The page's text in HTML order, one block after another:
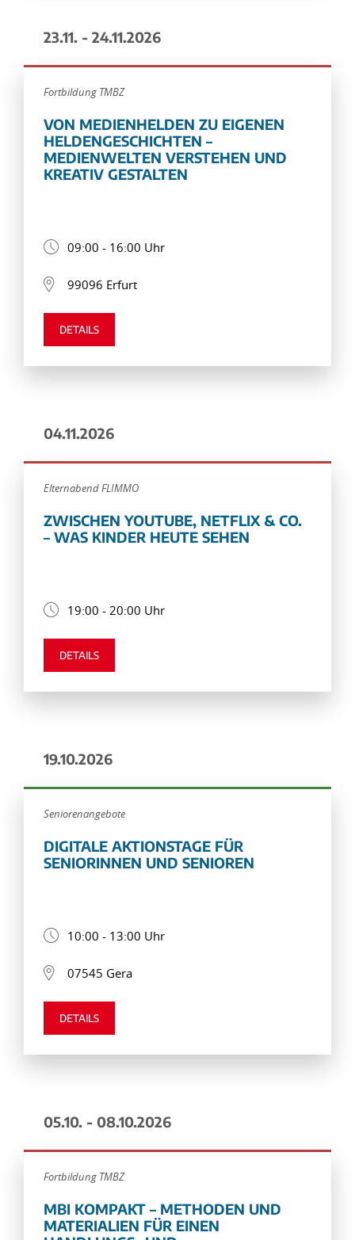
23.11. - 24.11.2026
Fortbildung TMBZ
VON MEDIENHELDEN ZU EIGENEN
HELDENGESCHICHTEN –
MEDIENWELTEN VERSTEHEN UND
KREATIV GESTALTEN
09:00 - 16:00 Uhr
99096 Erfurt
DETAILS
04.11.2026
Elternabend FLIMMO
ZWISCHEN YOUTUBE, NETFLIX & CO.
– WAS KINDER HEUTE SEHEN
19:00 - 20:00 Uhr
DETAILS
19.10.2026
Seniorenangebote
DIGITALE AKTIONSTAGE FÜR
SENIORINNEN UND SENIOREN
10:00 - 13:00 Uhr
07545 Gera
DETAILS
05.10. - 08.10.2026
Fortbildung TMBZ
MBI KOMPAKT – METHODEN UND
MATERIALIEN FÜR EINEN